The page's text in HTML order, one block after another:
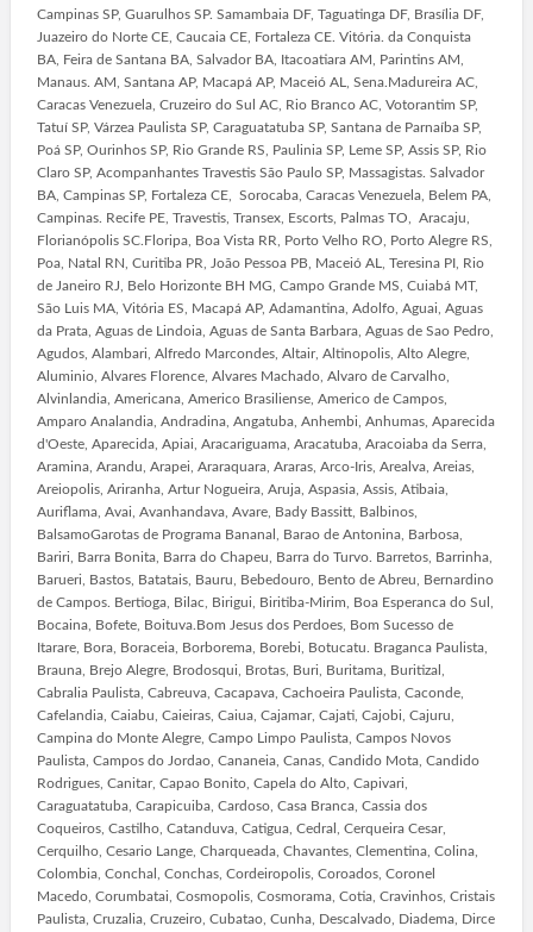
Campinas SP, Guarulhos SP. Samambaia DF, Taguatinga DF, Brasília DF,
Juazeiro do Norte CE, Caucaia CE, Fortaleza CE. Vitória. da Conquista
BA, Feira de Santana BA, Salvador BA, Itacoatiara AM, Parintins AM,
Manaus. AM, Santana AP, Macapá AP, Maceió AL, Sena.Madureira AC,
Caracas Venezuela, Cruzeiro do Sul AC, Rio Branco AC, Votorantim SP,
Tatuí SP, Várzea Paulista SP, Caraguatatuba SP, Santana de Parnaíba SP,
Poá SP, Ourinhos SP, Rio Grande RS, Paulinia SP, Leme SP, Assis SP, Rio
Claro SP, Acompanhantes Travestis São Paulo SP, Massagistas. Salvador
BA, Campinas SP, Fortaleza CE, Sorocaba, Caracas Venezuela, Belem PA,
Campinas. Recife PE, Travestis, Transex, Escorts, Palmas TO, Aracaju,
Florianópolis SC.Floripa, Boa Vista RR, Porto Velho RO, Porto Alegre RS,
Poa, Natal RN, Curitiba PR, João Pessoa PB, Maceió AL, Teresina PI, Rio
de Janeiro RJ, Belo Horizonte BH MG, Campo Grande MS, Cuiabá MT,
São Luis MA, Vitória ES, Macapá AP, Adamantina, Adolfo, Aguai, Aguas
da Prata, Aguas de Lindoia, Aguas de Santa Barbara, Aguas de Sao Pedro,
Agudos, Alambari, Alfredo Marcondes, Altair, Altinopolis, Alto Alegre,
Aluminio, Alvares Florence, Alvares Machado, Alvaro de Carvalho,
Alvinlandia, Americana, Americo Brasiliense, Americo de Campos,
Amparo Analandia, Andradina, Angatuba, Anhembi, Anhumas, Aparecida
d'Oeste, Aparecida, Apiai, Aracariguama, Aracatuba, Aracoiaba da Serra,
Aramina, Arandu, Arapei, Araraquara, Araras, Arco-Iris, Arealva, Areias,
Areiopolis, Ariranha, Artur Nogueira, Aruja, Aspasia, Assis, Atibaia,
Auriflama, Avai, Avanhandava, Avare, Bady Bassitt, Balbinos,
BalsamoGarotas de Programa Bananal, Barao de Antonina, Barbosa,
Bariri, Barra Bonita, Barra do Chapeu, Barra do Turvo. Barretos, Barrinha,
Barueri, Bastos, Batatais, Bauru, Bebedouro, Bento de Abreu, Bernardino
de Campos. Bertioga, Bilac, Birigui, Biritiba-Mirim, Boa Esperanca do Sul,
Bocaina, Bofete, Boituva.Bom Jesus dos Perdoes, Bom Sucesso de
Itarare, Bora, Boraceia, Borborema, Borebi, Botucatu. Braganca Paulista,
Brauna, Brejo Alegre, Brodosqui, Brotas, Buri, Buritama, Buritizal,
Cabralia Paulista, Cabreuva, Cacapava, Cachoeira Paulista, Caconde,
Cafelandia, Caiabu, Caieiras, Caiua, Cajamar, Cajati, Cajobi, Cajuru,
Campina do Monte Alegre, Campo Limpo Paulista, Campos Novos
Paulista, Campos do Jordao, Cananeia, Canas, Candido Mota, Candido
Rodrigues, Canitar, Capao Bonito, Capela do Alto, Capivari,
Caraguatatuba, Carapicuiba, Cardoso, Casa Branca, Cassia dos
Coqueiros, Castilho, Catanduva, Catigua, Cedral, Cerqueira Cesar,
Cerquilho, Cesario Lange, Charqueada, Chavantes, Clementina, Colina,
Colombia, Conchal, Conchas, Cordeiropolis, Coroados, Coronel
Macedo, Corumbatai, Cosmopolis, Cosmorama, Cotia, Cravinhos, Cristais
Paulista, Cruzalia, Cruzeiro, Cubatao, Cunha, Descalvado, Diadema, Dirce